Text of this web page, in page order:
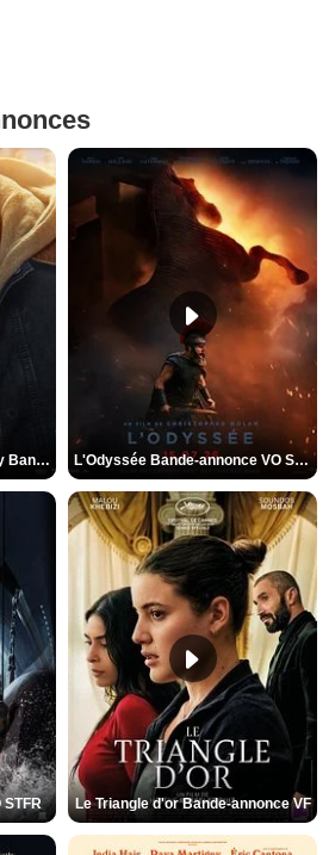
Spider-Man: Brand New Day Bande-annonce VO STFR L'Odyssée Bande-annonce VO STFR
Le Triangle d'or Bande-annonce VF